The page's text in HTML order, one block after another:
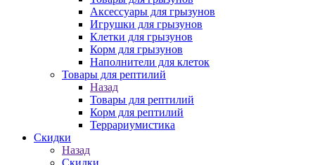
Аксессуары для грызунов
Игрушки для грызунов
Клетки для грызунов
Корм для грызунов
Наполнители для клеток
Товары для рептилий
Назад
Товары для рептилий
Корм для рептилий
Террариумистика
Скидки
Назад
Скидки